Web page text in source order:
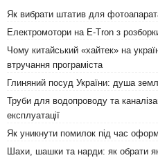
Як вибрати штатив для
Електромотори на E-Tron з
Чому китайський «хайтек» на
втручання програміста
Глиняний посуд України: душа
Труби для водопроводу та
експлуатації
Як уникнути помилок під час
Шахи, шашки та нарди: як обрати